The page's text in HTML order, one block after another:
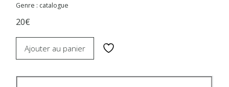
Genre : catalogue
20€
Ajouter au panier